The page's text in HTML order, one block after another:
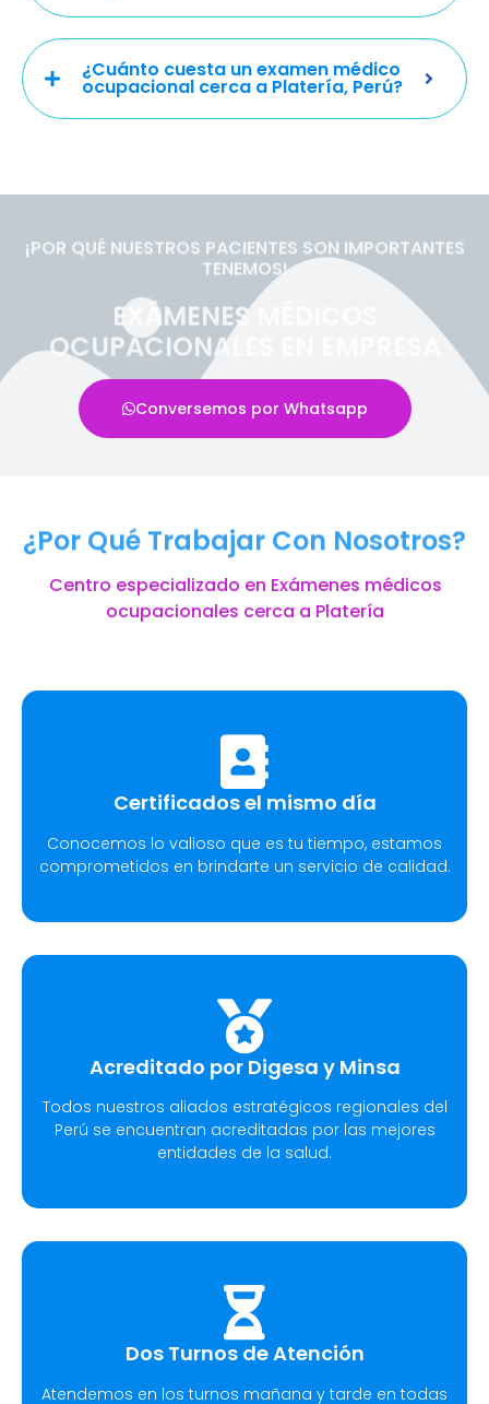
¿Cuánto cuesta un examen médico
ocupacional cerca a Platería, Perú?
¡POR QUÉ NUESTROS PACIENTES SON IMPORTANTES
TENEMOS!
EXÁMENES MÉDICOS
OCUPACIONALES EN EMPRESA
Conversemos por Whatsapp
¿Por Qué Trabajar Con Nosotros?
Centro especializado en Exámenes médicos
ocupacionales cerca a Platería
Certificados el mismo día
Conocemos lo valioso que es tu tiempo, estamos
comprometidos en brindarte un servicio de calidad.
Acreditado por Digesa y Minsa
Todos nuestros aliados estratégicos regionales del
Perú se encuentran acreditadas por las mejores
entidades de la salud.
Dos Turnos de Atención
Atendemos en los turnos mañana y tarde en todas